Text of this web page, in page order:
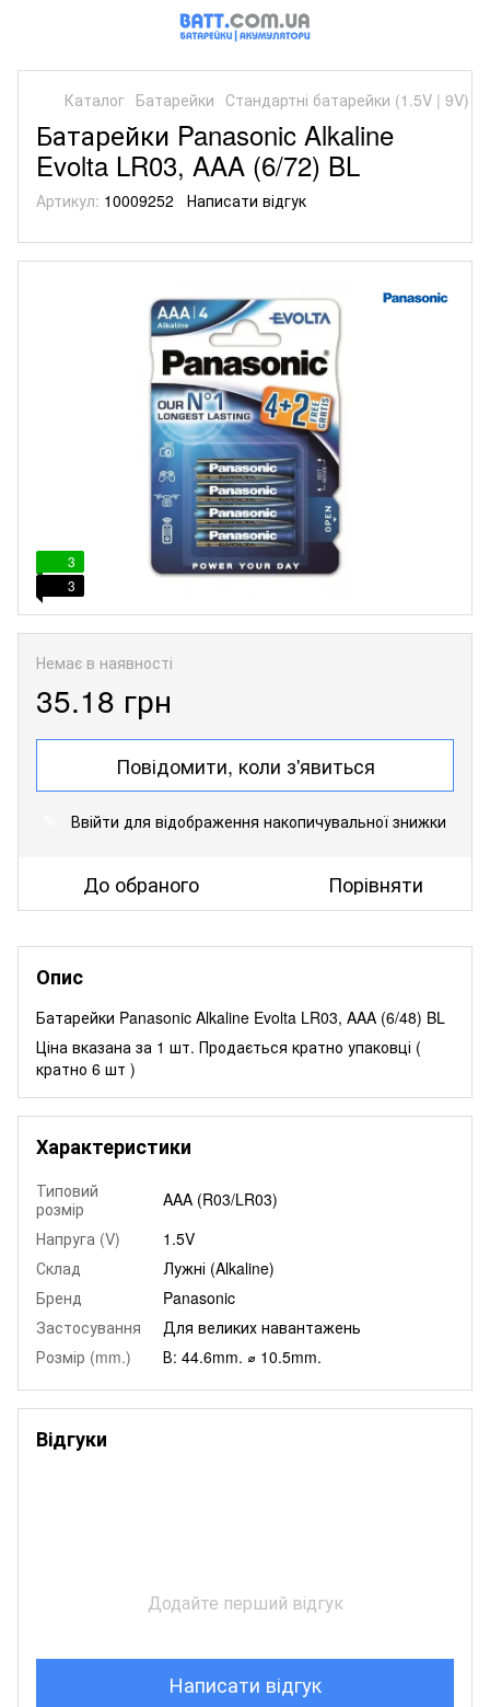
Каталог Батарейки Стандартні батарейки (1.5V | 9V)
Батарейки Panasonic Alkaline
Evolta LR03, AAA (6/72) BL
Артикул: 10009252 Написати відгук
3
3
Немає в наявності
35.18 грн
Повідомити, коли з'явиться
Ввійти для відображення накопичувальної знижки
До обраного Порівняти
Опис
Батарейки Panasonic Alkaline Evolta LR03, AAA (6/48) BL
Ціна вказана за 1 шт. Продається кратно упаковці (
кратно 6 шт )
Характеристики
Типовий
розмір
AAA (R03/LR03)
Напруга (V)
1.5V
Склад
Лужні (Alkaline)
Бренд
Panasonic
Застосування
Для великих навантажень
Розмір (mm.)
В: 44.6mm. ⌀ 10.5mm.
Відгуки
Додайте перший відгук
Написати відгук